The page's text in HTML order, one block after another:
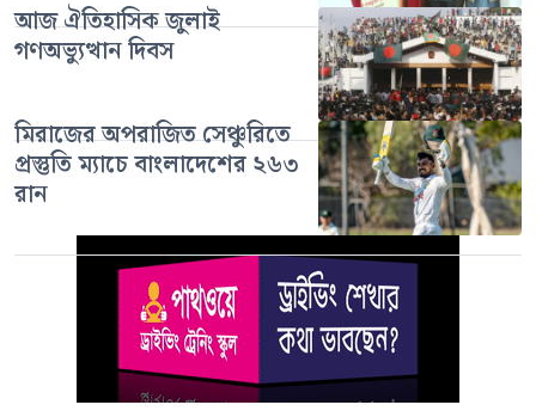
আজ ঐতিহাসিক জুলাই
গণঅভ্যুত্থান দিবস
মিরাজের অপরাজিত সেঞ্চুরিতে
প্রস্তুতি ম্যাচে বাংলাদেশের ২৬৩
রান